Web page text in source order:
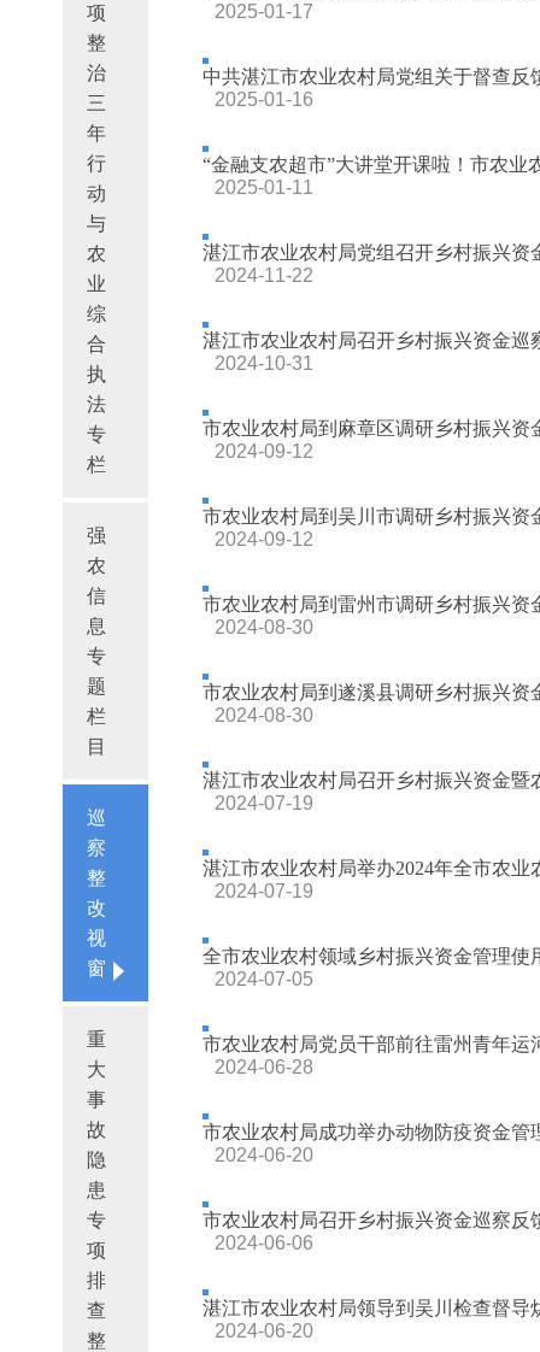
项
整
治
三
年
行
动
与
农
业
综
合
执
法
专
栏
强
农
信
息
专
题
栏
目
巡
察
整
改
视
窗
重
大
事
故
隐
患
专
项
排
查
整
2025-01-17
中共湛江市农业农村局党组关于督查反
2025-01-16
“金融支农超市”大讲堂开课啦！市农业
2025-01-11
湛江市农业农村局党组召开乡村振兴资
2024-11-22
湛江市农业农村局召开乡村振兴资金巡
2024-10-31
市农业农村局到麻章区调研乡村振兴资
2024-09-12
市农业农村局到吴川市调研乡村振兴资
2024-09-12
市农业农村局到雷州市调研乡村振兴资
2024-08-30
市农业农村局到遂溪县调研乡村振兴资
2024-08-30
湛江市农业农村局召开乡村振兴资金暨
2024-07-19
湛江市农业农村局举办2024年全市农业
2024-07-19
全市农业农村领域乡村振兴资金管理使
2024-07-05
市农业农村局党员干部前往雷州青年运
2024-06-28
市农业农村局成功举办动物防疫资金管
2024-06-20
市农业农村局召开乡村振兴资金巡察反
2024-06-06
湛江市农业农村局领导到吴川检查督导
2024-06-20